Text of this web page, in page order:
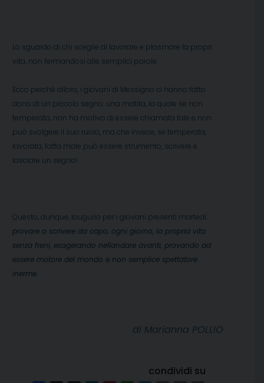
Lo sguardo di chi sceglie di lavorare e plasmare la propri
vita, non fermandosi alle semplici parole.
Ecco perché allora, i giovani di Messigno ci hanno fatto
dono di un piccolo segno: una matita, la quale se non
temperata, non ha motivo di essere chiamata tale e non
può svolgere il suo ruolo, ma che invece, se temperata,
lavorata, fatta male può essere strumento, scrivere e
lasciare un segno!
Questo, dunque, laugurio per i giovani presenti martedì:
provare a scrivere da capo, ogni giorno, la propria vita
senza freni, esagerando nellandare avanti, provando ad
essere motore del mondo e non semplice spettatore
inerme.
di Marianna POLLIO
condividi su